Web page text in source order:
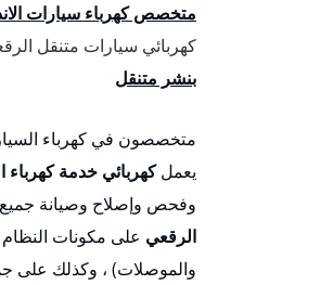
متخصص كهرباء سيارات
كهربائي سيارات متنقل
بنشر متنقل
متخصصون في كهرباء
يعملكهربائي خدمة كهرباء
وفحص وإصلاح وصيانة جميع
الرقعي على مكونات النظام
والموصلات) ، وكذلك على